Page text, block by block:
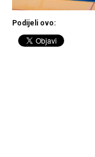
Podijeli ovo: